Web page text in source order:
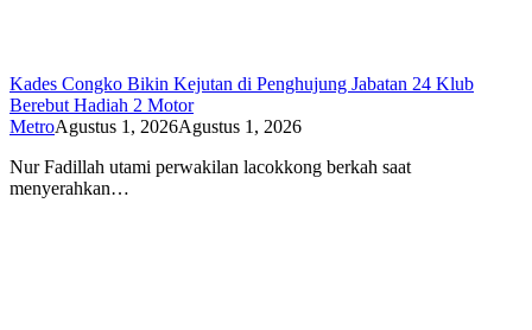
Kades Congko Bikin Kejutan di Penghujung Jabatan 24 Klub
Berebut Hadiah 2 Motor
MetroAgustus 1, 2026Agustus 1, 2026
Nur Fadillah utami perwakilan lacokkong berkah saat
menyerahkan…